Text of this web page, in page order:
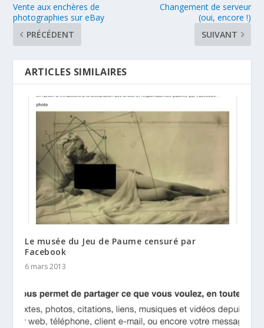
Vente aux enchères de
photographies sur eBay
PRÉCÉDENT
Changement de serveur
(oui, encore !)
SUIVANT
ARTICLES SIMILAIRES
Le musée du Jeu de Paume censuré par
Facebook
6 mars 2013